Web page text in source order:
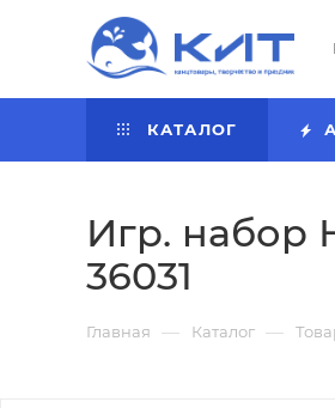
КАТАЛОГ
Игр. набор
36031
Главная — Каталог —